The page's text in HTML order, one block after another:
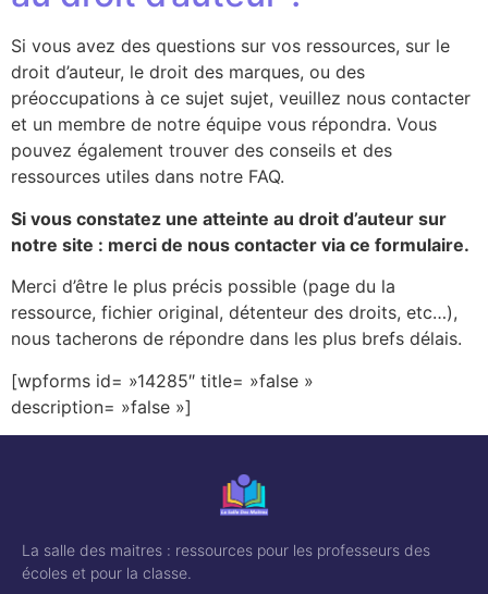
Si vous avez des questions sur vos ressources, sur le
droit d’auteur, le droit des marques, ou des
préoccupations à ce sujet sujet, veuillez nous contacter
et un membre de notre équipe vous répondra. Vous
pouvez également trouver des conseils et des
ressources utiles dans notre FAQ.
Si vous constatez une atteinte au droit d’auteur sur
notre site : merci de nous contacter via ce formulaire.
Merci d’être le plus précis possible (page du la
ressource, fichier original, détenteur des droits, etc…),
nous tacherons de répondre dans les plus brefs délais.
[wpforms id= »14285″ title= »false »
description= »false »]
La salle des maitres : ressources pour les professeurs des
écoles et pour la classe.